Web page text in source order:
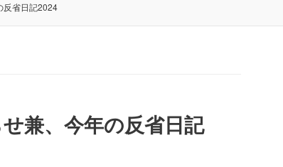
反省日記2024
兼、今年の反省日記